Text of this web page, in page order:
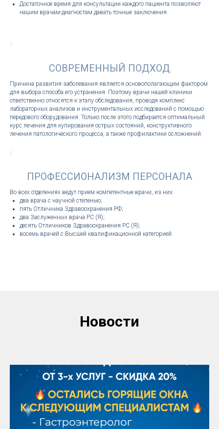
Достаточное время для консультации каждого пациента позволяют
нашим врачам-диагностам давать точные заключения.
СОВРЕМЕННЫЙ ПОДХОД
Причина развития заболевания является основополагающим фактором
для выбора способа его устранения. Поэтому врачи нашей клиники
ответственно относятся к этапу обследования, проводя комплекс
лабораторных анализов и инструментальных исследований с помощью
передового оборудования. Только после этого подбирается оптимальный
курс лечения для купирования острых состояний, конструктивного
лечения патологического процесса, а также профилактики осложнений.
ПРОФЕССИОНАЛИЗМ ПЕРСОНАЛА
Во всех отделениях ведут прием компетентные врачи, из них:
два врача с научной степенью;
пять Отличника Здравоохранения РФ;
два Заслуженных врача РС (Я);
десять Отличников Здравоохранения РС (Я);
восемь врачей с Высшей квалификационной категорией.
Новости